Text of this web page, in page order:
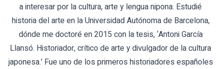
a interesar por la cultura, arte y lengua nipona. Estudié
historia del arte en la Universidad Autónoma de Barcelona,
dónde me doctoré en 2015 con la tesis, ‘Antoni García
Llansó. Historiador, crítico de arte y divulgador de la cultura
japonesa.’ Fue uno de los primeros historiadores españoles